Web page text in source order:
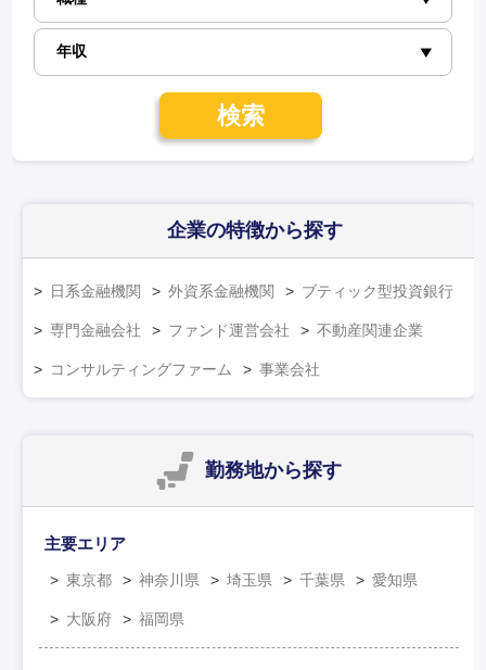
検索
企業の特徴から探す
日系金融機関 外資系金融機関 ブティック型投資銀行
専門金融会社 ファンド運営会社 不動産関連企業
コンサルティングファーム 事業会社
勤務地から探す
主要エリア
東京都 神奈川県 埼玉県 千葉県 愛知県
大阪府 福岡県